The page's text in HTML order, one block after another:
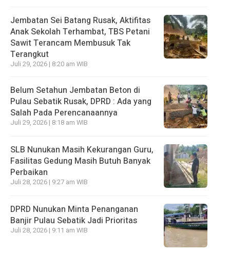
Jembatan Sei Batang Rusak, Aktifitas
Anak Sekolah Terhambat, TBS Petani
Sawit Terancam Membusuk Tak
Terangkut
Juli 29, 2026 | 8:20 am WIB
Belum Setahun Jembatan Beton di
Pulau Sebatik Rusak, DPRD : Ada yang
Salah Pada Perencanaannya
Juli 29, 2026 | 8:18 am WIB
SLB Nunukan Masih Kekurangan Guru,
Fasilitas Gedung Masih Butuh Banyak
Perbaikan
Juli 28, 2026 | 9:27 am WIB
DPRD Nunukan Minta Penanganan
Banjir Pulau Sebatik Jadi Prioritas
Juli 28, 2026 | 9:11 am WIB